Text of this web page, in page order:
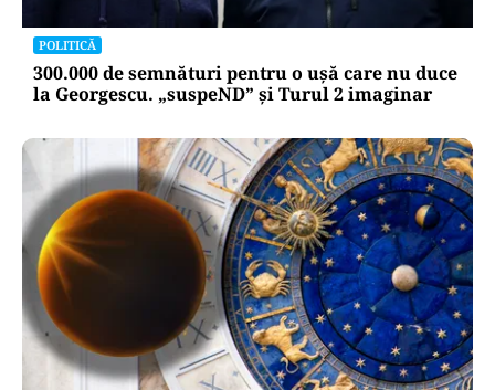
Ce condiție pune Nicușor Dan pentru
desemnarea unui nou premier. Eugen Tomac
explică așteptările președintelui
POLITICĂ